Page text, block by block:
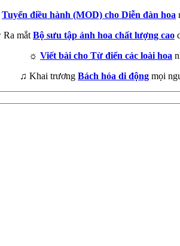
Tuyển điều hành (MOD) cho Diễn đàn hoa
Ra mắt Bộ sưu tập ảnh hoa chất lượng cao
☼ Viết bài cho Từ điển các loài hoa
♫ Khai trương Bách hóa di động mọi